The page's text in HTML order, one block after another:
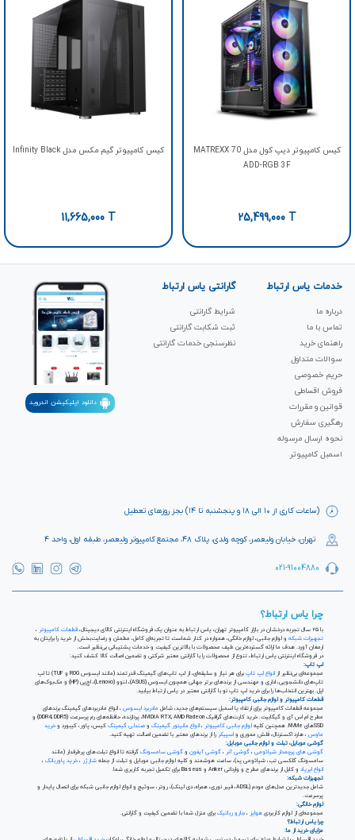
کیس کامپیوتر دیپ کول مدل MATREXX 70
ADD-RGB 3F
25,499,000T
کیس کامپیوتر گیم مکس مدل Infinity Black
11,665,000 T
(ساعات کاری از ۱۰ الی ۱۸ و پنجشنبه تا ۱۴) بجز روزهای تعطیل
تهران، خیابان ولیعصر، کوچه ولدی، پلاک ۴۸، مجتمع کامپیوتر ولیعصر، طبقه اول، واحد ۴
021-91004880
خدمات یاس ارتباط
درباره ما
تماس با ما
راهنمای خرید
سوالات متداول
حریم خصوصی
فروش اقساطی
قوانین و مقررات
رهگیری سفارش
نحوه ارسال مرسوله
اسمبل کامپیوتر
گارانتی یاس ارتباط
شرایط گارانتی
ثبت شکابت‌ گارانتی
نظرسنجی خدمات گارانتی
دانلود اپلیکیشن اندروید
چرا یاس ارتباط؟
با ۲۵ سال تجربه درخشان در بازار کامپیوتر تهران، یاس ارتباط به عنوان یک فروشگاه اینترنتی کالای دیجیتال، قطعات کامپیوتر
تجهیزات شبکه
و لوازم جانبی، لوازم خانگی، همواره در کنار شماست تا تجربه‌ای کامل، مطمئن و رضایت‌بخش از خرید را برایتان به
ارمغان آورد. هدف ما ارائه گسترده‌ترین طیف محصولات با بالاترین کیفیت و خدمات پشتیبانی بی‌نظیر است.
در فروشگاه اینترنتی یاس ارتباط، تنوع از محصولات را با گارانتی معتبر شرکتی و تضمین اصالت کالا کشف کنید:
لپ تاپ:
مجموعه‌ای بی‌نظیر از انواع لپ تاپ
برای هر نیاز و سلیقه‌ای، از لپ تاپ‌های گیمینگ قدرتمند (مانند ایسوس ROG و TUF) تا لپ
تاپ‌های دانشجویی، اداری و مهندسی از برندهای برتر جهانی همچون ایسوس (ASUS)، لنوو (Lenovo)، اچ‌پی (HP) و مک‌بوک‌های
اپل. بهترین انتخاب‌ها را برای خرید لپ تاپ نو با گارانتی معتبر در یاس ارتباط بیابید.
قطعات کامپیوتر و لوازم جانبی کامپیوتر:
مجموعه قطعات کامپیوتر برای ارتقاء یا اسمبل سیستم‌های جدید، شامل مادربرد ایسوس ، انواع مادربردهای گیمینگ برندهای
مطرح ام اس آی و گیگابیت. خرید کارت‌های گرافیک NVIDIA RTX, AMD Radeon، پردازنده‌، حافظه‌های رم پرسرعت (DDR4, DDR5) و
SSDهای NVMe. همچنین کلیه
لوازم جانبی کامپیوتر انواع مانیتور گیمینگ صندلی گیمینگ
خرید
ماوس
اسپیکر
گوشی موبایل، تبلت و لوازم جانبی موبایل:
گوشی های پرچمدار شیائومی گوشی آنر گوشی آیفون گوشی سامسونگ گرفته تا انواع تبلت‌های پرطرفدار (مانند
سامسونگ گلکسی تب، شیائومی پد)، ساعت هوشمند و کلیه لوازم جانبی موبایل و تبلت از جمله شارژر خرید پاوربانک
انواع ایرپاد
تجهیزات شبکه:
شامل جدیدترین مدل‌های مودم (ADSL، فیبر نوری، همراه، دی لینک)، روتر، سوئیچ و انواع لوازم جانبی شبکه برای اتصال پایدار و
پرسرعت.
لوازم خانگی:
مجموعه‌ای از لوازم کاربردی هواپز جارو رباتیک
چرا یاس ارتباط؟
مزایای خرید از ما: